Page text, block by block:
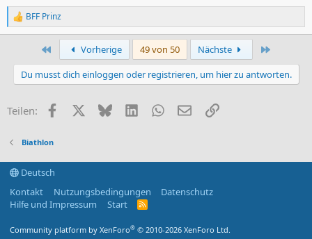
R
e
t
o
e
BFF Prinz
Erste Vorherige 49 von 50 Nächste
Du musst dich einloggen oder registrieren, um hier zu antworten.
Teilen: FacebookX (Twitter)
BlueskyLinkedInWhatsApp
E-MailLink
Biathlon
Deutsch
Kontakt
Nutzungsbedingungen
Datenschutz
Hilfe und Impressum
Start
R
Community platform by XenForo® © 2010-2026 XenForo Ltd.